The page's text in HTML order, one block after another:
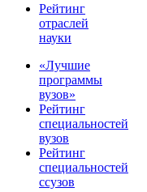
Рейтинг
отраслей
науки
«Лучшие
программы
вузов»
Рейтинг
специальностей
вузов
Рейтинг
специальностей
ссузов